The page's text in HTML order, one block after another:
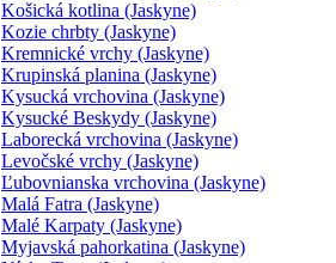
Košická kotlina (Jaskyne)
Kozie chrbty (Jaskyne)
Kremnické vrchy (Jaskyne)
Krupinská planina (Jaskyne)
Kysucká vrchovina (Jaskyne)
Kysucké Beskydy (Jaskyne)
Laborecká vrchovina (Jaskyne)
Levočské vrchy (Jaskyne)
Ľubovnianska vrchovina (Jaskyne)
Malá Fatra (Jaskyne)
Malé Karpaty (Jaskyne)
Myjavská pahorkatina (Jaskyne)